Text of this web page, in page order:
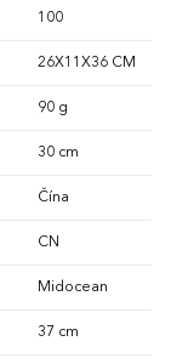
100
26X11X36 CM
90 g
30 cm
Čína
CN
Midocean
37 cm